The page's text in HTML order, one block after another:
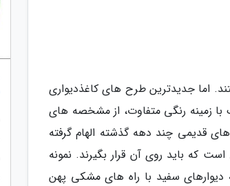
اما جدیدترین طرح های کاغذدیواری
با زمینه رنگی متفاوت، از مشخصه های
قدیمی چند دهه گذشته الهام گرفته
که باید روی آن قرار بگیرند. نمونه
دیوارهای سفید با راه های مشکی پهن